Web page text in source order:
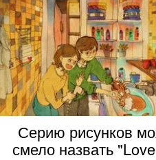
Серию рисунков
смело назвать